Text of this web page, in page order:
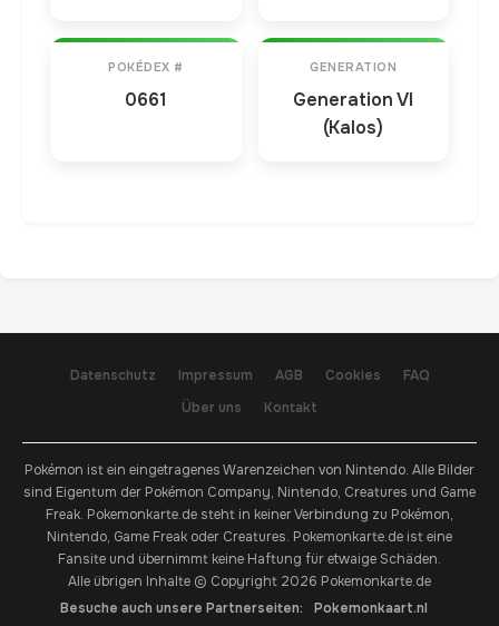
POKÉDEX #
0661
GENERATION
Generation VI
(Kalos)
Datenschutz Impressum AGB Cookies
FAQ
Über uns
Kontakt
Pokémon ist ein eingetragenes Warenzeichen von Nintendo. Alle Bilder
sind Eigentum der Pokémon Company, Nintendo, Creatures und Game
Freak. Pokemonkarte.de steht in keiner Verbindung zu Pokémon,
Nintendo, Game Freak oder Creatures. Pokemonkarte.de ist eine
Fansite und übernimmt keine Haftung für etwaige Schäden.
Alle übrigen Inhalte © Copyright 2026 Pokemonkarte.de
Besuche auch unsere Partnerseiten:
Pokemonkaart.nl